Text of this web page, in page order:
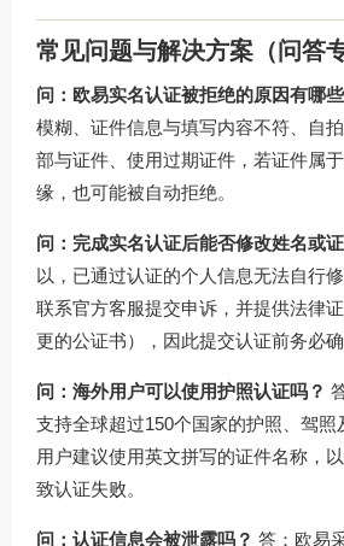
常见问题与解决方案（问答专
问：欧易实名认证被拒绝的原因有哪些
模糊、证件信息与填写内容不符、自
部与证件、使用过期证件，若证件属
缘，也可能被自动拒绝。
问：完成实名认证后能否修改姓名或
以，已通过认证的个人信息无法自行
联系官方客服提交申诉，并提供法律
更的公证书），因此提交认证前务必确
问：海外用户可以使用护照认证吗？
支持全球超过150个国家的护照、驾照
用户建议使用英文拼写的证件名称，
致认证失败。
问：认证信息会被泄露吗？ 答：欧易